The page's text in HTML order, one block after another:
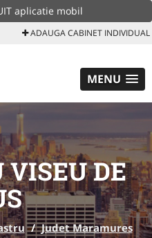
aplicatie mobil
ADAUGA CABINET INDIVIDUAL
MENU
VISEU DE
/ Judet Maramures